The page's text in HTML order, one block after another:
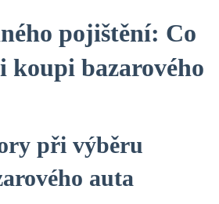
pojištění: Co
koupi bazarového
při výběru
auta